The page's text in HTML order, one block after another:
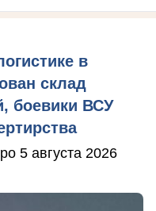
в
склад
боевики ВСУ
5 августа 2026